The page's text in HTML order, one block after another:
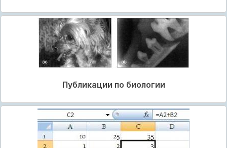
Публикации по биологии